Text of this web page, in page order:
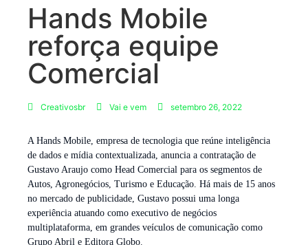
Hands Mobile
reforça equipe
Comercial
Creativosbr Vai e vem setembro 26, 2022
A Hands Mobile, empresa de tecnologia que reúne inteligência
de dados e mídia contextualizada, anuncia a contratação de
Gustavo Araujo como Head Comercial para os segmentos de
Autos, Agronegócios, Turismo e Educação. Há mais de 15 anos
no mercado de publicidade, Gustavo possui uma longa
experiência atuando como executivo de negócios
multiplataforma, em grandes veículos de comunicação como
Grupo Abril e Editora Globo.